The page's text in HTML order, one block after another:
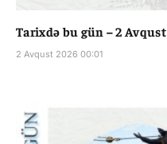
Tarixdə bu gün – 2 Avqust
2 Avqust 2026 00:01